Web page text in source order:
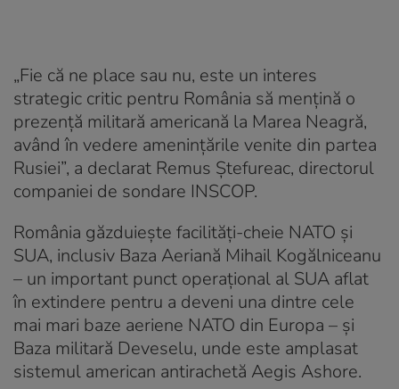
„Fie că ne place sau nu, este un interes
strategic critic pentru România să mențină o
prezență militară americană la Marea Neagră,
având în vedere amenințările venite din partea
Rusiei”, a declarat Remus Ștefureac, directorul
companiei de sondare INSCOP.
România găzduiește facilități-cheie NATO și
SUA, inclusiv Baza Aeriană Mihail Kogălniceanu
– un important punct operațional al SUA aflat
în extindere pentru a deveni una dintre cele
mai mari baze aeriene NATO din Europa – și
Baza militară Deveselu, unde este amplasat
sistemul american antirachetă Aegis Ashore.